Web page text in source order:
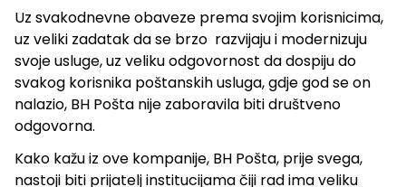
Uz svakodnevne obaveze prema svojim korisnicima,
uz veliki zadatak da se brzo razvijaju i modernizuju
svoje usluge, uz veliku odgovornost da dospiju do
svakog korisnika poštanskih usluga, gdje god se on
nalazio, BH Pošta nije zaboravila biti društveno
odgovorna.
Kako kažu iz ove kompanije, BH Pošta, prije svega,
nastoji biti prijatelj institucijama čiji rad ima veliku